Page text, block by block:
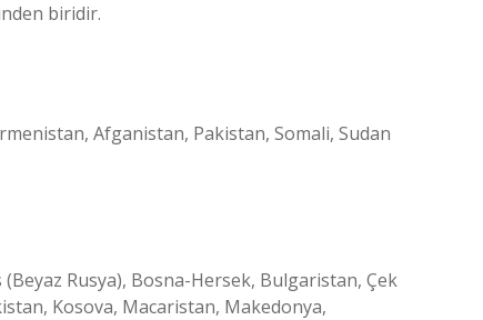
biridir.
Afganistan, Pakistan, Somali, Sudan
Rusya), Bosna-Hersek, Bulgaristan, Çek
Kosova, Macaristan, Makedonya,